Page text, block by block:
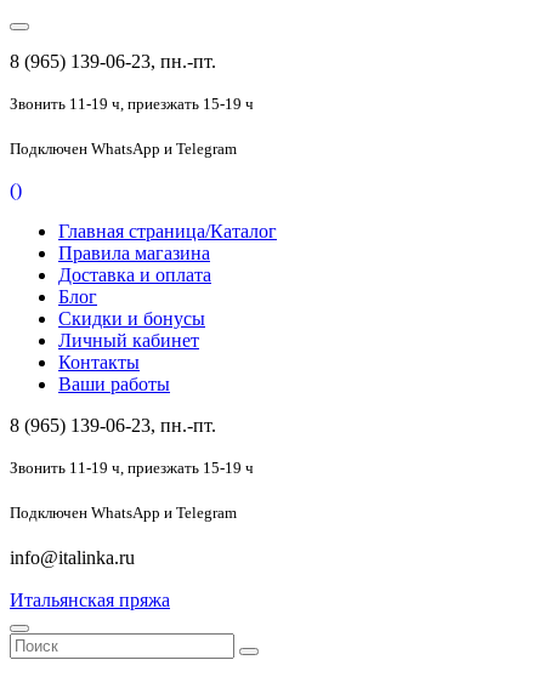
8 (965) 139-06-23, пн.-пт.
Звонить 11-19 ч, приезжать 15-19 ч
Подключен WhatsApp и Telegram
()
Главная страница/Каталог
Правила магазина
Доставка и оплата
Блог
Скидки и бонусы
Личный кабинет
Контакты
Ваши работы
8 (965) 139-06-23, пн.-пт.
Звонить 11-19 ч, приезжать 15-19 ч
Подключен WhatsApp и Telegram
info@italinka.ru
Итальянская пряжа